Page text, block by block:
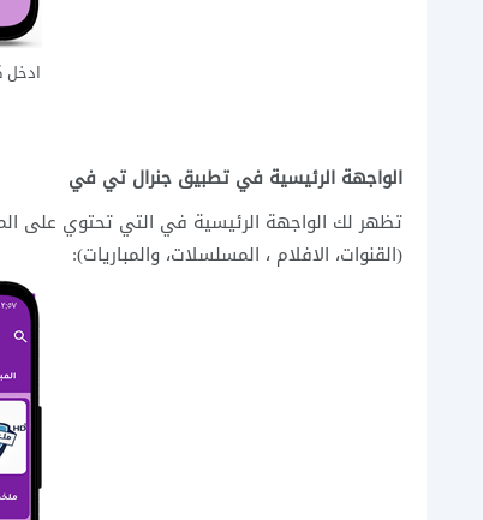
الواجهة الرئيسية في تطبيق جنرال تي في
تظهر لك الواجهة الرئيسية في التي تحتوي على
(القنوات، الافلام ، المسلسلات، والمباريات):